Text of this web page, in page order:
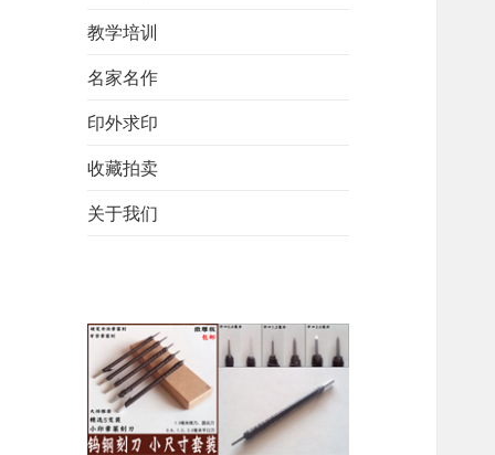
教学培训
名家名作
印外求印
收藏拍卖
关于我们